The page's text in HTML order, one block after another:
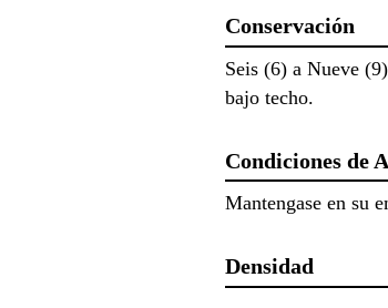
Conservación
Seis (6) a Nueve
bajo techo.
Condiciones de
Mantengase en su
Densidad